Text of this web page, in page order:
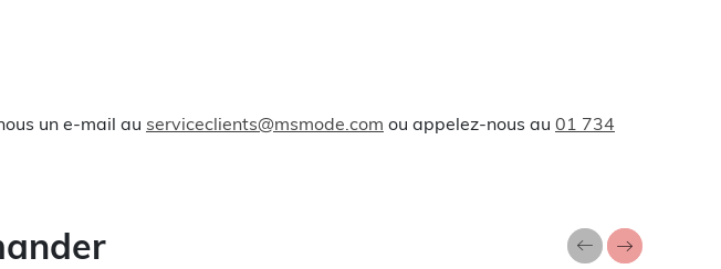
un e-mail au serviceclients@msmode.com ou appelez-nous au 01 734